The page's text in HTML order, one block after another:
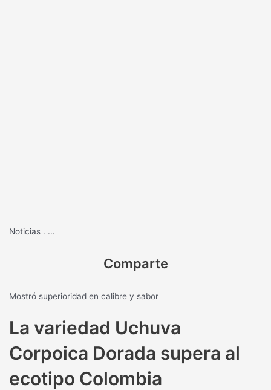
Noticias . ...
Comparte
Mostró superioridad en calibre y sabor
La variedad Uchuva
Corpoica Dorada supera al
ecotipo Colombia